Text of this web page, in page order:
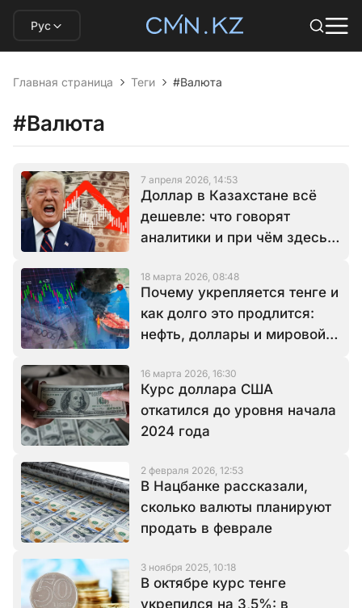
Рус
Главная страница Теги #Валюта
#Валюта
7 апреля 2026, 14:53
Доллар в Казахстане всё
дешевле: что говорят
аналитики и при чём здесь
18 марта 2026, 08:48
Почему укрепляется тенге и
как долго это продлится:
нефть, доллары и мировой
16 марта 2026, 16:30
Курс доллара США
откатился до уровня начала
2024 года
2 февраля 2026, 12:53
В Нацбанке рассказали,
сколько валюты планируют
продать в феврале
3 ноября 2025, 10:18
В октябре курс тенге
укрепился на 3,5%: в